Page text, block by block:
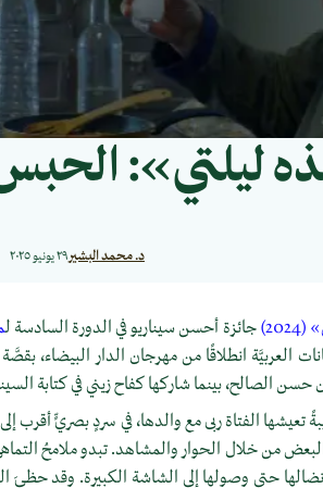
ليلتي»:
د. محمد البشير ٢٩ يونيو ٢٠٢٥
جائزة أحسن سيناريو في الدورة السادسة ل
العربيَّة انطلاقًا من مهرجان الدار البيضاء،
حسن الصالح، بينما شاركها كفاح زيني في كتابة
تعيشها الفتاة ربى مع والدها، في سردٍ بصريٍّ أقرب
من خلال الحوار والمشاهد. تبدو ملامحُ
حتى وصولها إلى الشاشة الكبيرة. وقد حظيَ